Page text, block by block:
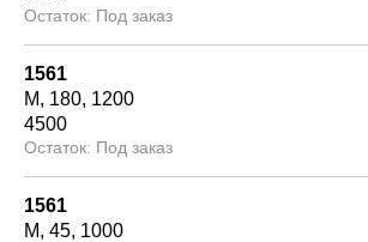
Под заказ
1561
М
180 1200
4500
Под заказ
1561
М 45 1000